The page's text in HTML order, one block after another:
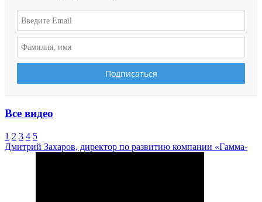
Все видео
1 2 3 4 5
Дмитрий Захаров, директор по развитию компании «Гамма-